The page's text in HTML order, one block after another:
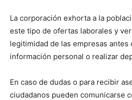
La corporación exhorta a la
este tipo de ofertas laborales y
legitimidad de las empresas antes
información personal o realizar
En caso de dudas o para recibir
ciudadanos pueden comunicarse